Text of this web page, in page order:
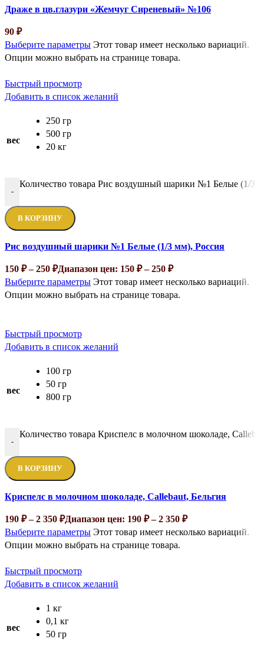
Драже в цв.глазури «Жемчуг Сиреневый» №106
90 ₽
Выберите параметры Этот товар имеет несколько вариаций.
Опции можно выбрать на странице товара.
Быстрый просмотр
Добавить в список желаний
вес
250 гр
500 гр
20 кг
-
Количество товара Рис воздушный шарики №1 Белые (1/3
В КОРЗИНУ
Рис воздушный шарики №1 Белые (1/3 мм), Россия
150 ₽ – 250 ₽Диапазон цен: 150 ₽ – 250 ₽
Выберите параметры Этот товар имеет несколько вариаций.
Опции можно выбрать на странице товара.
Быстрый просмотр
Добавить в список желаний
вес
100 гр
50 гр
800 гр
-
Количество товара Криспелс в молочном шоколаде,
В КОРЗИНУ
Криспелс в молочном шоколаде, Callebaut, Бельгия
190 ₽ – 2 350 ₽Диапазон цен: 190 ₽ – 2 350 ₽
Выберите параметры Этот товар имеет несколько вариаций.
Опции можно выбрать на странице товара.
Быстрый просмотр
Добавить в список желаний
вес
1 кг
0,1 кг
50 гр